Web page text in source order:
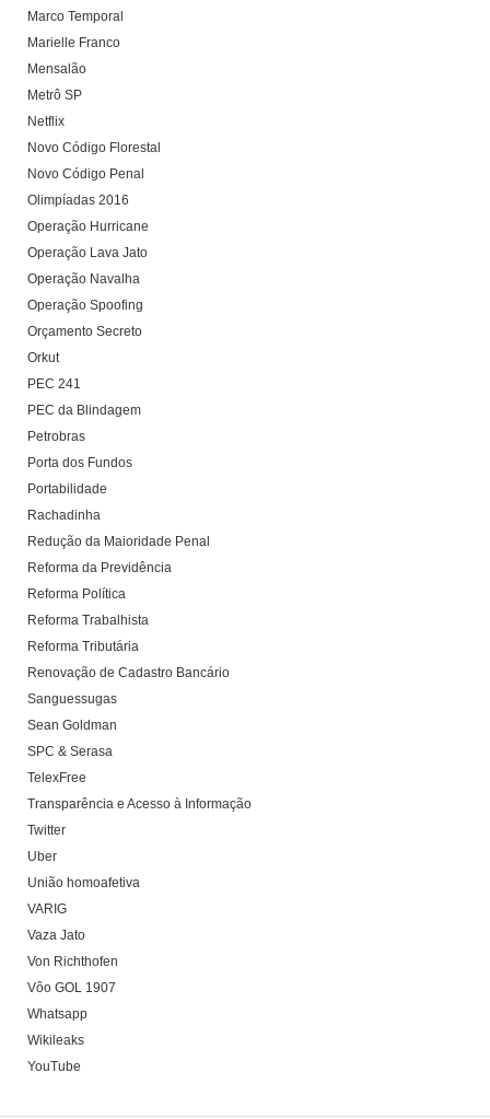
Marco Temporal
Marielle Franco
Mensalão
Metrô SP
Netflix
Novo Código Florestal
Novo Código Penal
Olimpíadas 2016
Operação Hurricane
Operação Lava Jato
Operação Navalha
Operação Spoofing
Orçamento Secreto
Orkut
PEC 241
PEC da Blindagem
Petrobras
Porta dos Fundos
Portabilidade
Rachadinha
Redução da Maioridade Penal
Reforma da Previdência
Reforma Política
Reforma Trabalhista
Reforma Tributária
Renovação de Cadastro Bancário
Sanguessugas
Sean Goldman
SPC & Serasa
TelexFree
Transparência e Acesso à Informação
Twitter
Uber
União homoafetiva
VARIG
Vaza Jato
Von Richthofen
Vôo GOL 1907
Whatsapp
Wikileaks
YouTube